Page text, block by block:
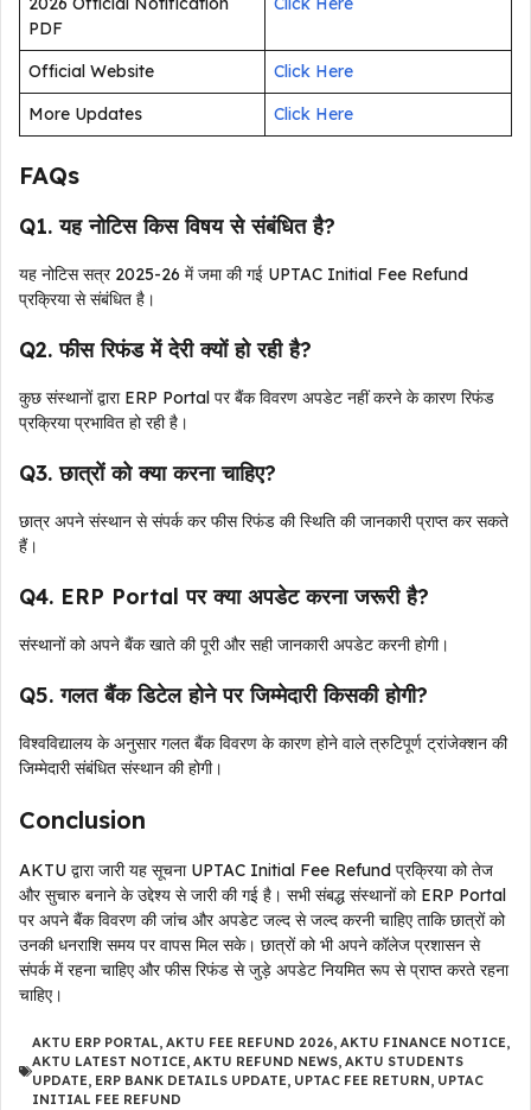
PDF
Official Website
Click Here
More Updates
Click Here
FAQs
Q1. यह नोटिस किस विषय से संबंधित है?
यह नोटिस सत्र 2025-26 में जमा की गई UPTAC Initial Fee Refund
प्रक्रिया से संबंधित है।
Q2. फीस रिफंड में देरी क्यों हो रही है?
कुछ संस्थानों द्वारा ERP Portal पर बैंक विवरण अपडेट नहीं करने के कारण रिफंड
प्रक्रिया प्रभावित हो रही है।
Q3. छात्रों को क्या करना चाहिए?
छात्र अपने संस्थान से संपर्क कर फीस रिफंड की स्थिति की जानकारी प्राप्त कर सकते
हैं।
Q4. ERP Portal पर क्या अपडेट करना जरूरी है?
संस्थानों को अपने बैंक खाते की पूरी और सही जानकारी अपडेट करनी होगी।
Q5. गलत बैंक डिटेल होने पर जिम्मेदारी किसकी होगी?
विश्वविद्यालय के अनुसार गलत बैंक विवरण के कारण होने वाले त्रुटिपूर्ण ट्रांजेक्शन की
जिम्मेदारी संबंधित संस्थान की होगी।
Conclusion
AKTU द्वारा जारी यह सूचना UPTAC Initial Fee Refund प्रक्रिया को तेज
और सुचारु बनाने के उद्देश्य से जारी की गई है। सभी संबद्ध संस्थानों को ERP Portal
पर अपने बैंक विवरण की जांच और अपडेट जल्द से जल्द करनी चाहिए ताकि छात्रों को
उनकी धनराशि समय पर वापस मिल सके। छात्रों को भी अपने कॉलेज प्रशासन से
संपर्क में रहना चाहिए और फीस रिफंड से जुड़े अपडेट नियमित रूप से प्राप्त करते रहना
चाहिए।
AKTU ERP PORTAL, AKTU FEE REFUND 2026, AKTU FINANCE NOTICE,
AKTU LATEST NOTICE, AKTU REFUND NEWS, AKTU STUDENTS
UPDATE, ERP BANK DETAILS UPDATE, UPTAC FEE RETURN, UPTAC
INITIAL FEE REFUND